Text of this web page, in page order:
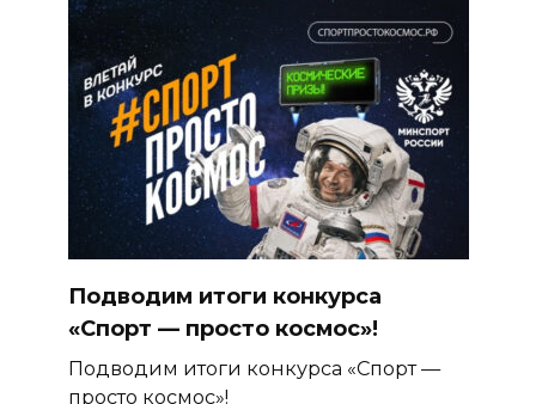
Подводим итоги конкурса
«Спорт — просто космос»!
Подводим итоги конкурса «Спорт —
просто космос»!